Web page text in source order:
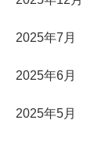
2025年7月
2025年6月
2025年5月